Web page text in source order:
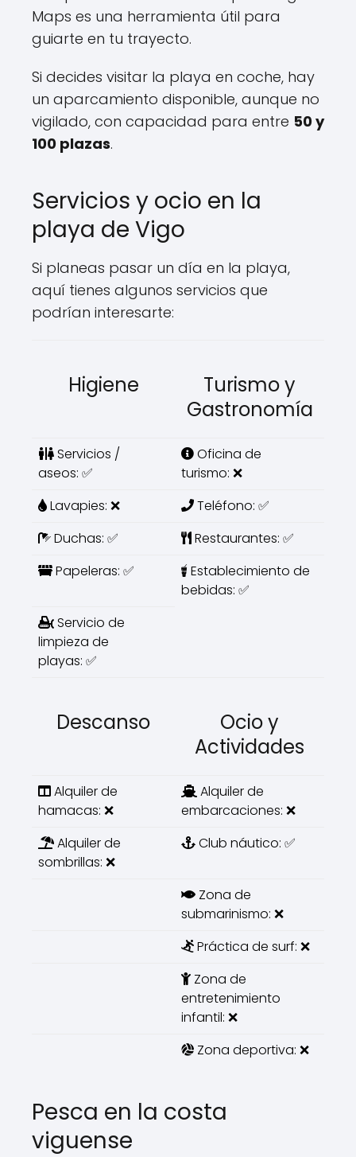
Maps es una herramienta útil para
guiarte en tu trayecto.
Si decides visitar la playa en coche, hay
un aparcamiento disponible, aunque no
vigilado, con capacidad para entre 50 y
100 plazas.
Servicios y ocio en la
playa de Vigo
Si planeas pasar un día en la playa,
aquí tienes algunos servicios que
podrían interesarte:
Higiene
Turismo y
Gastronomía
Servicios /
aseos: ✅
Oficina de
turismo: ❌
Lavapies: ❌
Teléfono: ✅
Duchas: ✅
Restaurantes: ✅
Papeleras: ✅
Establecimiento de
bebidas: ✅
Servicio de
limpieza de
playas: ✅
Descanso
Ocio y
Actividades
Alquiler de
hamacas: ❌
Alquiler de
embarcaciones: ❌
Alquiler de
sombrillas: ❌
Club náutico: ✅
Zona de
submarinismo: ❌
Práctica de surf: ❌
Zona de
entretenimiento
infantil: ❌
Zona deportiva: ❌
Pesca en la costa
viguense